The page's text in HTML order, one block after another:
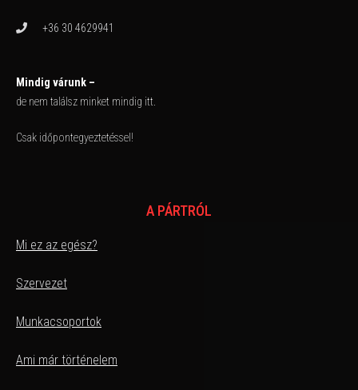
+36 30 4629941
Mindig várunk –
de nem találsz minket mindig itt.
Csak időpontegyeztetéssel!
A PÁRTRÓL
Mi ez az egész?
Szervezet
Munkacsoportok
Ami már történelem